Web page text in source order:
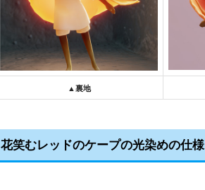
▲裏地
花笑むレッドのケープの光染めの仕様